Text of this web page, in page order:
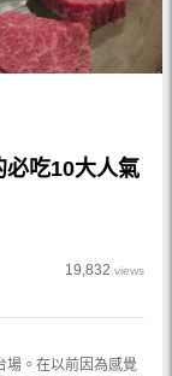
必吃10大人氣
19,832 views
場。在以前因為感覺